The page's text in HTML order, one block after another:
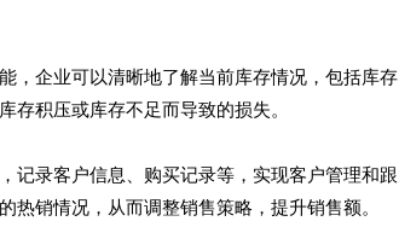
，企业可以清晰地了解当前库存情况，包括库存
存积压或库存不足而导致的损失。
记录客户信息、购买记录等，实现客户管理和跟
销情况，从而调整销售策略，提升销售额。